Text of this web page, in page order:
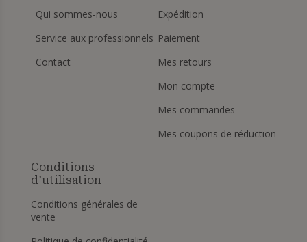
Qui sommes-nous
Service aux professionnels
Contact
Expédition
Paiement
Mes retours
Mon compte
Mes commandes
Mes coupons de réduction
Conditions
d'utilisation
Conditions générales de
vente